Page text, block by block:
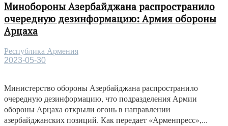
Минобороны Азербайджана распространило
очередную дезинформацию: Армия обороны
Арцаха
Республика Армения
2023-05-30
Министерство обороны Азербайджана распространило
очередную дезинформацию, что подразделения Армии
обороны Арцаха открыли огонь в направлении
азербайджанских позиций. Как передает «Арменпресс»,...